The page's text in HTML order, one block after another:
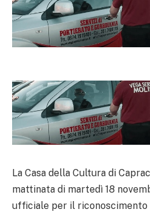
La Casa della Cultura di
mattinata di martedì 18
ufficiale per il riconoscimento